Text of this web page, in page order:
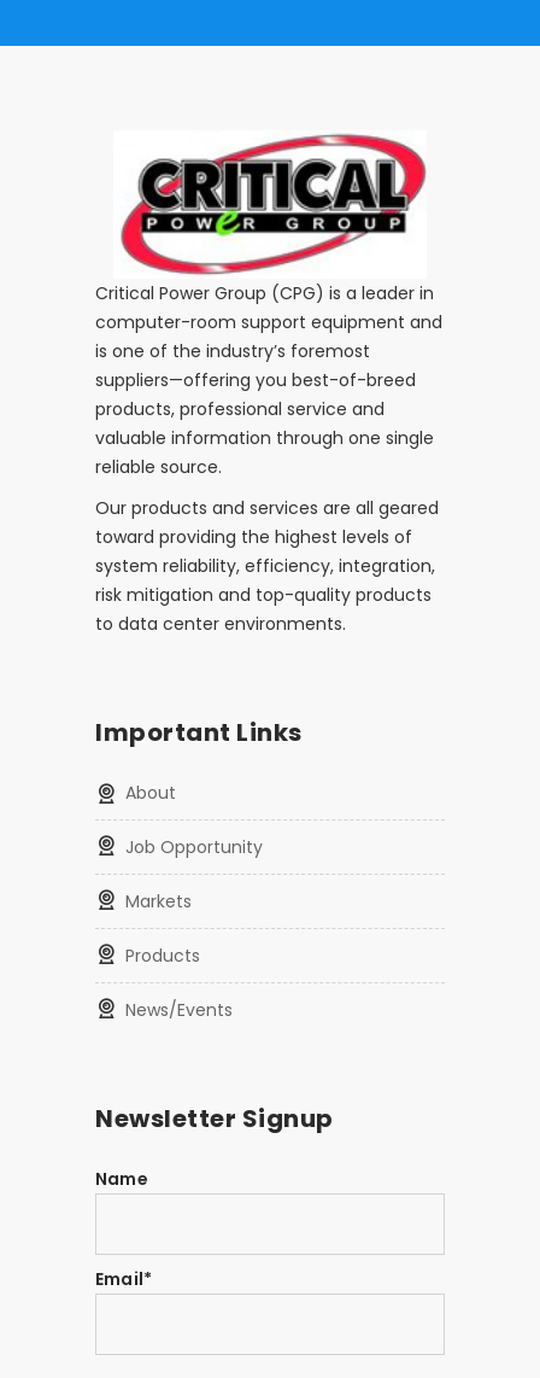
Critical Power Group (CPG) is a leader in
computer-room support equipment and
is one of the industry’s foremost
suppliers—offering you best-of-breed
products, professional service and
valuable information through one single
reliable source.
Our products and services are all geared
toward providing the highest levels of
system reliability, efficiency, integration,
risk mitigation and top-quality products
to data center environments.
Important Links
About
Job Opportunity
Markets
Products
News/Events
Newsletter Signup
Name
Email*